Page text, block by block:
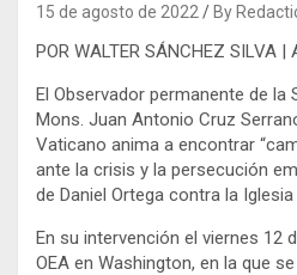
15 de agosto de 2022 By
POR WALTER SÁNCHEZ SILVA |
El Observador permanente de la
Mons. Juan Antonio Cruz
Vaticano anima a encontrar
ante la crisis y la persecución
de Daniel Ortega contra la
En su intervención el viernes 12
OEA en Washington, en la que